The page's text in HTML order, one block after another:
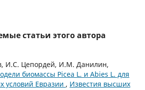
статьи этого автора
И.С. Цепордей, И.М. Данилин,
биомассы Picea L. и Abies L. для
условий Евразии , Известия высших